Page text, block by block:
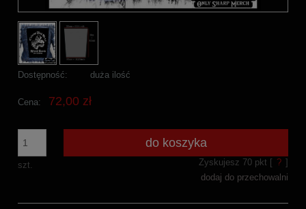
Dostępność: duża ilość
Cena: 72,00 zł
szt.
do koszyka
Zyskujesz 70pkt [ ? ]
dodaj do przechowalni